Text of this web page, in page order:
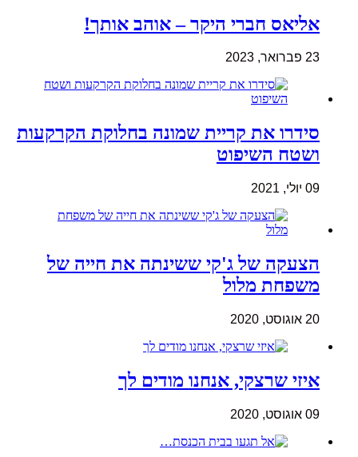
אליאס חברי היקר – אוהב אותך!
23 פברואר, 2023
סידרו את קריית שמונה בחלוקת הקרקעות
ושטח השיפוט
09 יולי, 2021
הצעקה של ג'קי ששינתה את חייה של
משפחת מלול
20 אוגוסט, 2020
איזי שרצקי, אנחנו מודים לך
09 אוגוסט, 2020